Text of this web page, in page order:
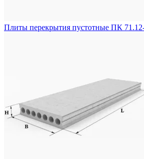
Плиты перекрытия пустотные ПК